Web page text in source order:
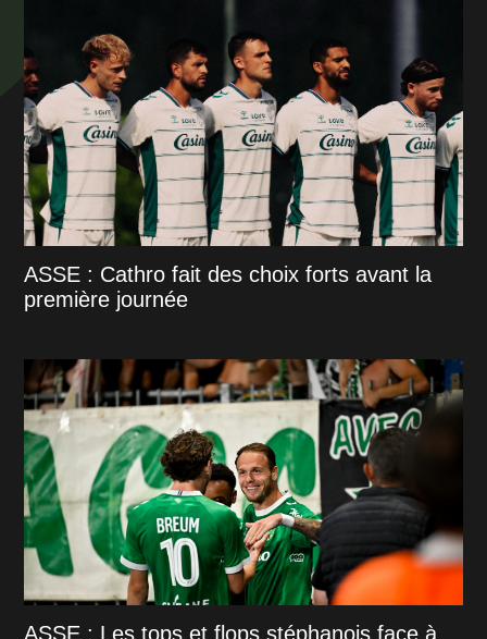
ASSE : Cathro fait des choix forts avant la
première journée
ASSE : Les tops et flops stéphanois face à